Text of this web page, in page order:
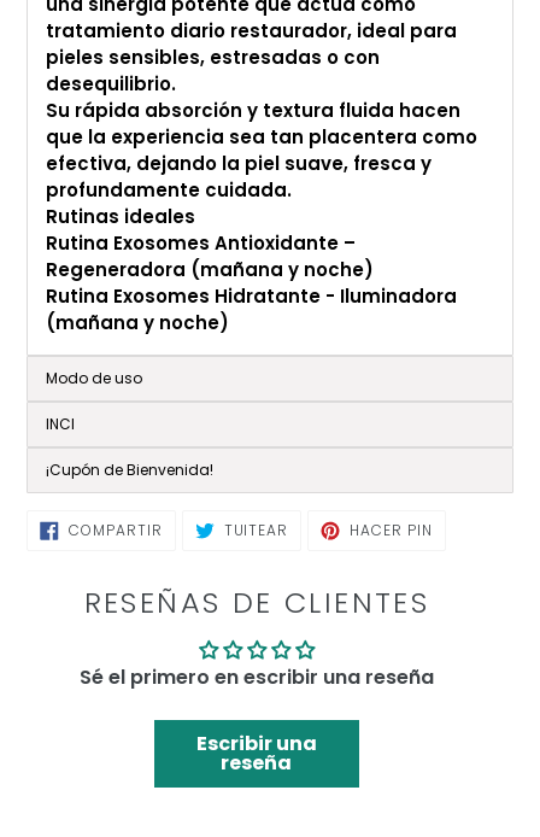
tratamiento diario restaurador, ideal para
pieles sensibles, estresadas o con
desequilibrio.
Su rápida absorción y textura fluida hacen
que la experiencia sea tan placentera como
efectiva, dejando la piel suave, fresca y
profundamente cuidada.
Rutinas ideales
Rutina Exosomes Antioxidante –
Regeneradora (mañana y noche)
Rutina Exosomes Hidratante - Iluminadora
(mañana y noche)
Modo de uso
INCI
¡Cupón de Bienvenida!
COMPARTIR COMPARTIRTUITEAR TUITEARHACER PIN
RESEÑAS DE CLIENTES
Sé el primero en escribir una reseña
Escribir una
reseña